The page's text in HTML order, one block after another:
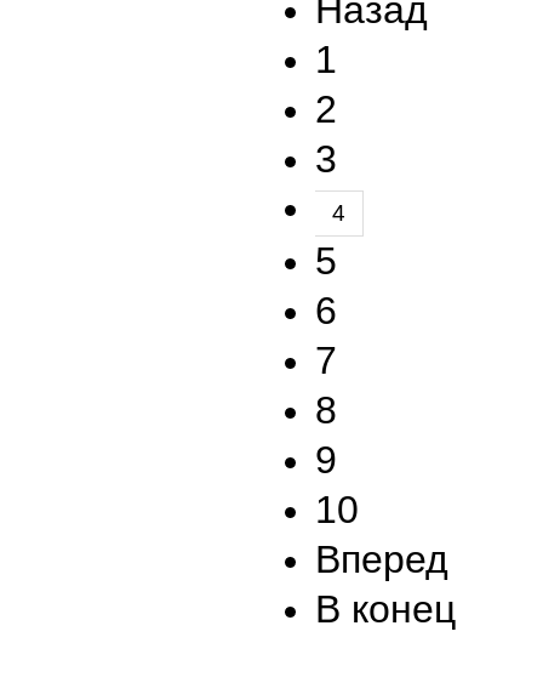
Назад
1
2
3
4
5
6
7
8
9
10
Вперед
В конец